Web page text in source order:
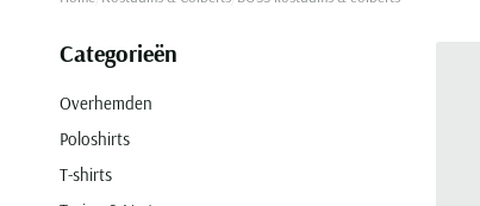
Categorieën
Overhemden
Poloshirts
T-shirts